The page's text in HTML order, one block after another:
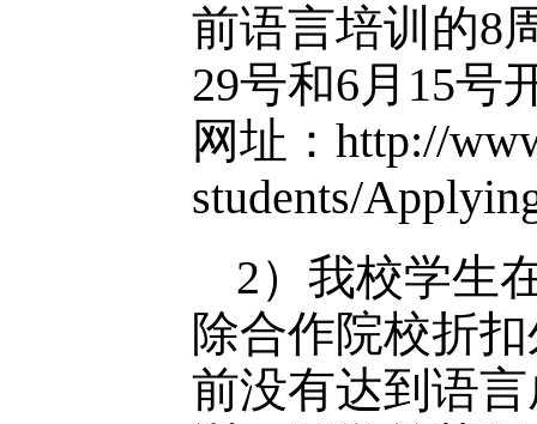
前语言培训的8
29号和6月15号
网址：http://
students/
2）我校学生
除合作院校折
前没有达到语